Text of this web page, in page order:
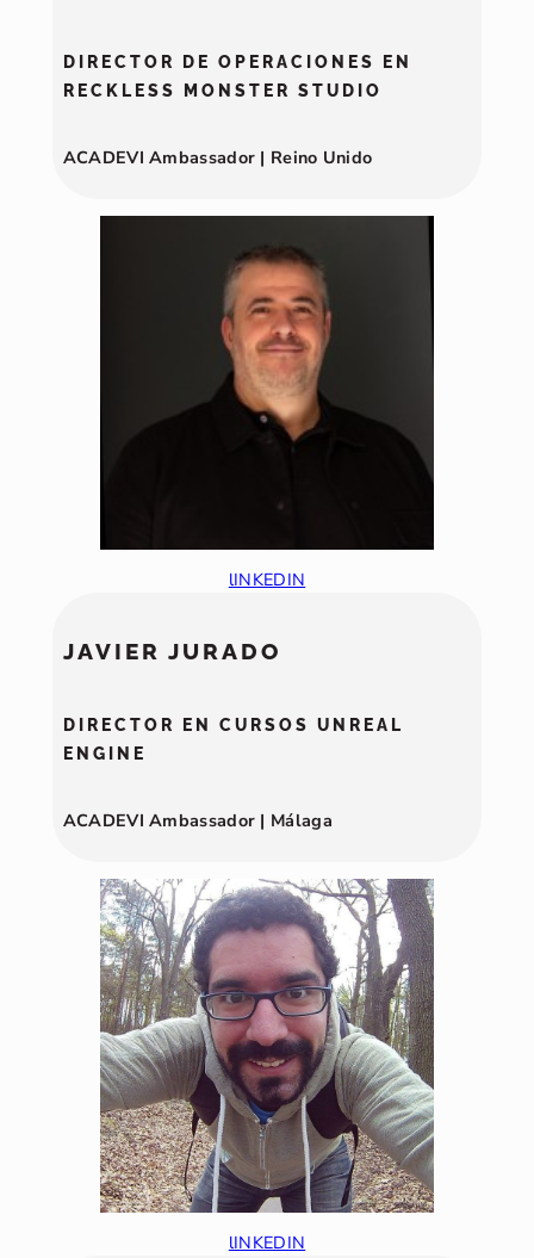
DIRECTOR DE OPERACIONES EN
RECKLESS MONSTER STUDIO
ACADEVI Ambassador | Reino Unido
lINKEDIN
JAVIER JURADO
DIRECTOR EN CURSOS UNREAL
ENGINE
ACADEVI Ambassador | Málaga
lINKEDIN